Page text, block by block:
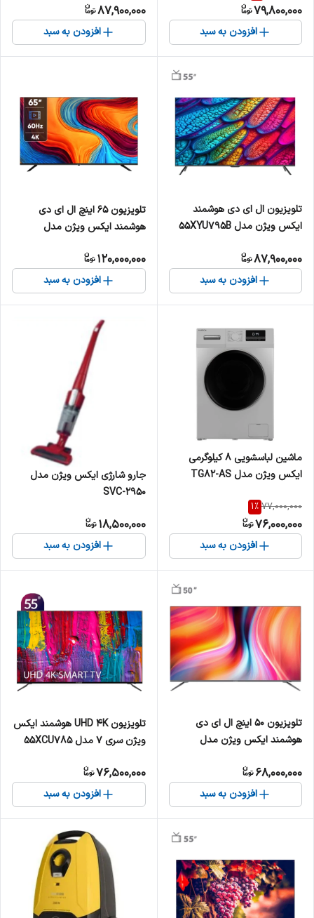
79,800,000
افزودن به سبد
87,900,000
افزودن به سبد
تلویزیون ال ای دی هوشمند
ایکس ویژن مدل 55XYU795B
87,900,000
افزودن به سبد
تلویزیون 65 اینچ ال ای دی
هوشمند ایکس ویژن مدل
120,000,000
افزودن به سبد
ماشین لباسشویی 8 کیلوگرمی
ایکس ویژن مدل TG82-AS
77,000,000
1%
76,000,000
افزودن به سبد
جارو شارژی ایکس ویژن مدل
SVC-2950
18,500,000
افزودن به سبد
تلویزیون 50 اینچ ال ای دی
هوشمند ایکس ویژن مدل
68,000,000
افزودن به سبد
تلویزیون UHD 4K هوشمند ایکس
ویژن سری 7 مدل 55XCU785
76,500,000
افزودن به سبد